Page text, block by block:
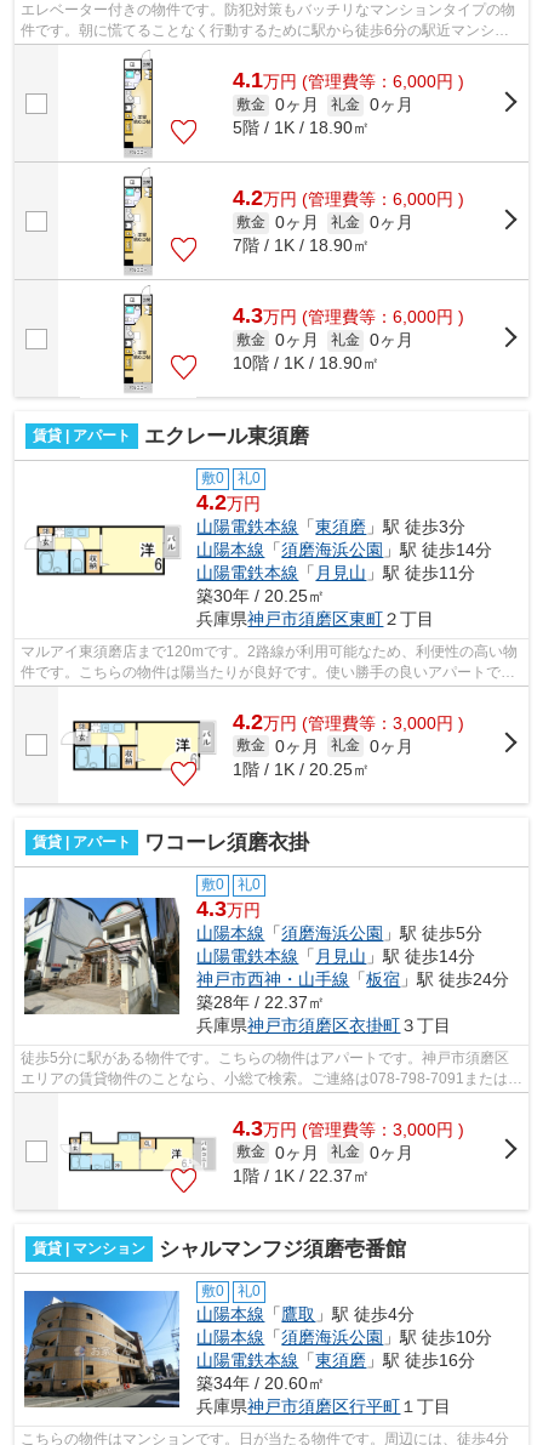
エレベーター付きの物件です。防犯対策もバッチリなマンションタイプの物
件です。朝に慌てることなく行動するために駅から徒歩6分の駅近マンショ
ンはいかがでしょうか。眺めの良いマン...
4.1万円 (管理費等：6,000円 )
敷金 0ヶ月 礼金 0ヶ月
5階 / 1K / 18.90㎡
4.2万円 (管理費等：6,000円 )
敷金 0ヶ月 礼金 0ヶ月
7階 / 1K / 18.90㎡
4.3万円 (管理費等：6,000円 )
敷金 0ヶ月 礼金 0ヶ月
10階 / 1K / 18.90㎡
賃貸 | アパート エクレール東須磨
敷0 礼0
4.2万円
山陽電鉄本線 「東須磨 」駅 徒歩3分
山陽本線 「須磨海浜公園 」駅 徒歩14分
山陽電鉄本線 「 月見山 」駅 徒歩11分
築30年 / 20.25㎡
兵庫県神戸市須磨区東町２丁目
マルアイ東須磨店まで120mです。2路線が利用可能なため、利便性の高い物
件です。こちらの物件は陽当たりが良好です。使い勝手の良いアパートでイ
4.2万円 (管理費等：3,000円 )
敷金 0ヶ月 礼金 0ヶ月
1階 / 1K / 20.25㎡
賃貸 | アパート ワコーレ須磨衣掛
敷0 礼0
4.3万円
山陽本線 「須磨海浜公園 」駅 徒歩5分
山陽電鉄本線 「 月見山 」駅 徒歩14分
神戸市西神・山手線 「板宿 」駅 徒歩24分
築28年 / 22.37㎡
兵庫県神戸市須磨区衣掛町３丁目
徒歩5分に駅がある物件です。こちらの物件はアパートです。神戸市須磨区
エリアの賃貸物件のことなら、小総で検索。ご連絡は078-798-7091または
4.3万円 (管理費等：3,000円 )
敷金 0ヶ月 礼金 0ヶ月
1階 / 1K / 22.37㎡
賃貸 | マンション シャルマンフジ須磨壱番館
敷0 礼0
山陽本線 「鷹取 」駅 徒歩4分
山陽本線 「須磨海浜公園 」駅 徒歩10分
山陽電鉄本線 「東須磨 」駅 徒歩16分
築34年 / 20.60㎡
兵庫県神戸市須磨区行平町 １丁目
こちらの物件はマンションです。日が当たる物件です。周辺には、徒歩4分